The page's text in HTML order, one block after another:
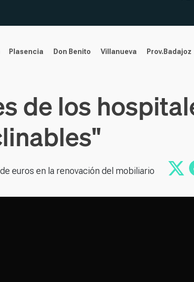
Plasencia Don Benito Villanueva Prov.Badajoz
de los
euros en la renovación del mobiliario